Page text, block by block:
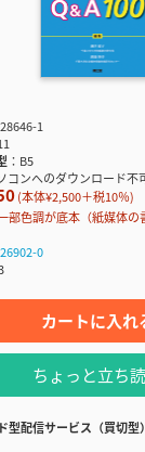
1
B5
コンへのダウンロード不
(本体¥2,500＋税10％)
部色調が底本（紙媒体
0
カートに入れ
ちょっと立ち
型配信サービス（買切型）